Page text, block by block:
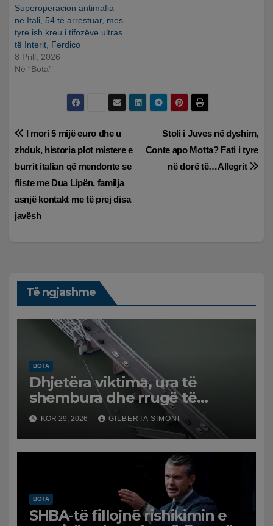
Superoperacion antimafia
në Itali, 54 të arrestuar, mes
tyre ish kreu i tifozëve ultras
të Interit, Ferdico
8 Prill, 2026
Në “Bota”
Lëvizje
te
postimet
Stoli i Juves në dyshim,
Conte apo Motta? Fati i tyre
në dorë të…Allegrit
I mori 5 mijë euro dhe u
zhduk, historia plot mistere e
burrit italian që mendonte se
fliste me Dua Lipën, familja
asnjë kontakt me të prej disa
javësh
Të ngjashme
BOTA
Dhjetëra viktima, ura të
shembura dhe rrugë të
dëmtuara! Japonia goditet
nga tërmeti i fuqishëm,
qindra mijëra të evakuuar
KOR 29, 2026 GILBERTA SIMONI
BOTA
SHBA-të fillojnë rishikimin e